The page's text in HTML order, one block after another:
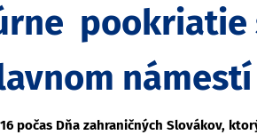
pookriatie
počas Dňa zahraničných Slovákov,